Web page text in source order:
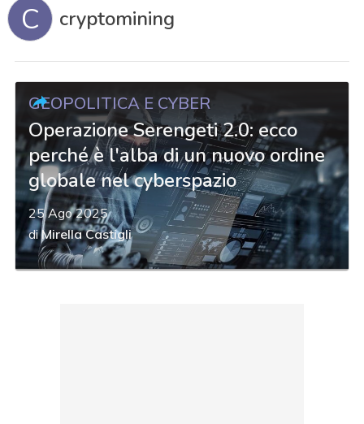
C cryptomining
GEOPOLITICA E CYBER
Operazione Serengeti 2.0: ecco
perché è l'alba di un nuovo ordine
globale nel cyberspazio
25 Ago 2025
diMirella Castigli